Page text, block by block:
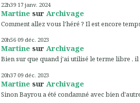
22h39 17 janv. 2024
Martine sur Archivage
Comment allez vous l'héré ? Il est encore
20h56 09 déc. 2023
Martine sur Archivage
Bien sur que quand j'ai utilisé le terme libre , il
20h37 09 déc. 2023
Martine sur Archivage
Sinon Bayrou a été condamné avec bien